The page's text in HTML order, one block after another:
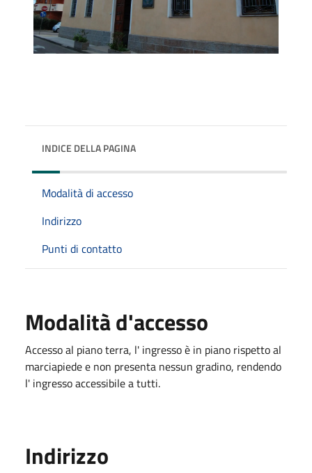
INDICE DELLA PAGINA
Modalità di accesso
Indirizzo
Punti di contatto
Modalità d'accesso
Accesso al piano terra, l' ingresso è in piano rispetto al
marciapiede e non presenta nessun gradino, rendendo
l' ingresso accessibile a tutti.
Indirizzo